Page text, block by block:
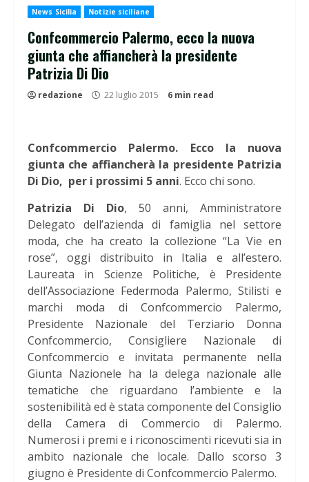
News Sicilia Notizie siciliane
Confcommercio Palermo, ecco la nuova
giunta che affiancherà la presidente
Patrizia Di Dio
redazione 22 luglio 2015 6 min read
Confcommercio Palermo. Ecco la nuova
giunta che affiancherà la presidente Patrizia
Di Dio, per i prossimi 5 anni. Ecco chi sono.
Patrizia Di Dio, 50 anni, Amministratore
Delegato dell’azienda di famiglia nel settore
moda, che ha creato la collezione “La Vie en
rose”, oggi distribuito in Italia e all’estero.
Laureata in Scienze Politiche, è Presidente
dell’Associazione Federmoda Palermo, Stilisti e
marchi moda di Confcommercio Palermo,
Presidente Nazionale del Terziario Donna
Confcommercio, Consigliere Nazionale di
Confcommercio e invitata permanente nella
Giunta Nazionele ha la delega nazionale alle
tematiche che riguardano l’ambiente e la
sostenibilità ed è stata componente del Consiglio
della Camera di Commercio di Palermo.
Numerosi i premi e i riconoscimenti ricevuti sia in
ambito nazionale che locale. Dallo scorso 3
giugno è Presidente di Confcommercio Palermo.